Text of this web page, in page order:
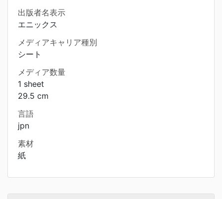
出版者名表示
エニックス
メディアキャリア種別
シート
メディア数量
1 sheet
29.5 cm
言語
jpn
素材
紙